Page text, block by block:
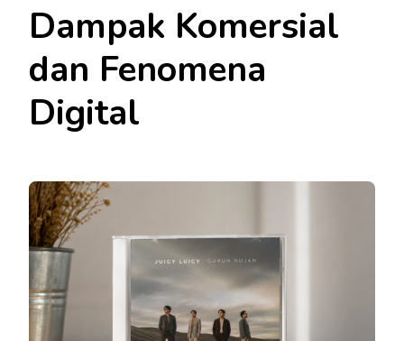
Dampak Komersial
dan Fenomena
Digital